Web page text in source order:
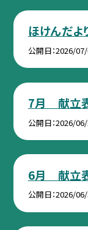
ほけんだよ
公開日 2026/07/
7月 献立
公開日 2026/
6月 献立
公開日 2026/